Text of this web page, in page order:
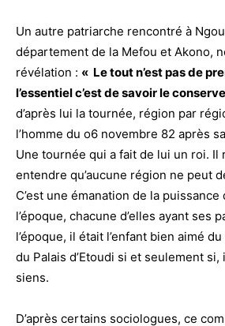
Un autre patriarche rencontré à
département de la Mefou et Akono,
révélation : « Le tout n’est pas de
l’essentiel c’est de savoir le
d’après lui la tournée, région par
l’homme du o6 novembre 82 après
Une tournée qui a fait de lui un roi. Il
entendre qu’aucune région ne peut
C’est une émanation de la
l’époque, chacune d’elles ayant ses
l’époque, il était l’enfant bien aimé
du Palais d’Etoudi si et seulement
siens.
D’après certains sociologues, ce